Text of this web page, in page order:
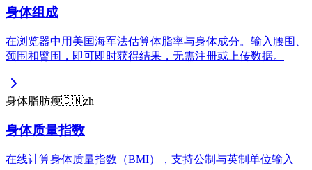
身体组成
在浏览器中用美国海军法估算体脂率与身体成分。输入腰围、
颈围和臀围，即可即时获得结果，无需注册或上传数据。
身体脂肪瘦🇨🇳zh
身体质量指数
在线计算身体质量指数（BMI），支持公制与英制单位输入